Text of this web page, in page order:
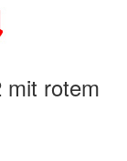
mit rotem